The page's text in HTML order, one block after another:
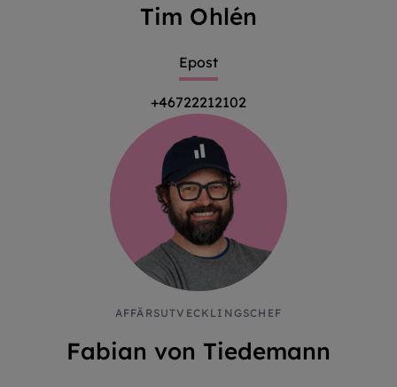
Tim Ohlén
Epost
+46722212102
AFFÄRSUTVECKLINGSCHEF
Fabian von Tiedemann